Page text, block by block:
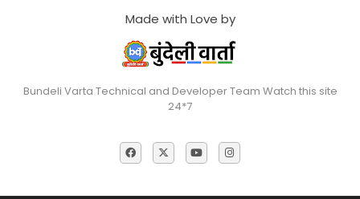
Made with Love by
Bundeli Varta Technical and Developer Team Watch this site
24*7